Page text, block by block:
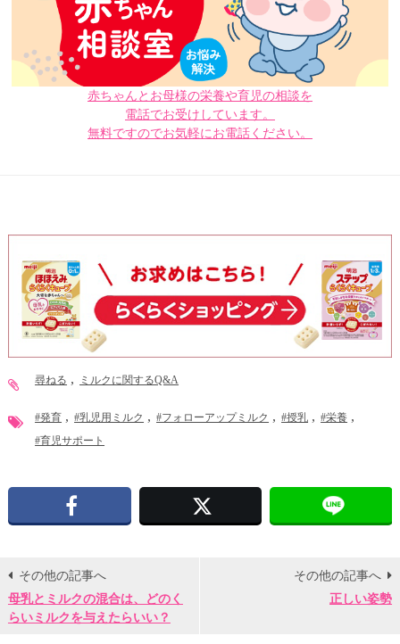
赤ちゃんとお母様の栄養や育児の相談を
電話でお受けしています。
無料ですのでお気軽にお電話ください。
尋ねる ミルクに関するQ&A
#発育 #乳児用ミルク #フォローアップミルク #授乳 #栄養
#育児サポート
その他の記事へ
母乳とミルクの混合は、どのく
らいミルクを与えたらいい？
その他の記事へ
正しい姿勢